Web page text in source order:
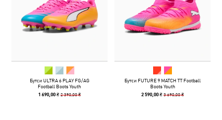
Бутси ULTRA 6 PLAY FG/AG
Football Boots Youth
1 690,00 ₴2 390,00 ₴
Бутси FUTURE 9 MATCH TT Football
Boots Youth
2 590,00 ₴3 690,00 ₴